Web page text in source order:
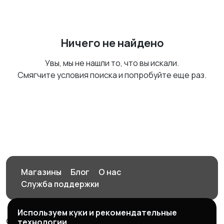
Ничего не найдено
Увы, мы не нашли то, что вы искали.
Смягчите условия поиска и попробуйте еще раз.
Магазины Блог
О нас
Служба поддержки
© 2026 Орен-АЙ - Авто | Недвижимость | Работа |
Используем куки и рекомендательные